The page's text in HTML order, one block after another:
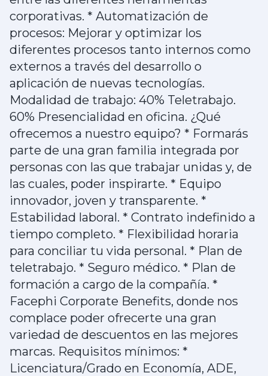
corporativas. * Automatización de
procesos: Mejorar y optimizar los
diferentes procesos tanto internos como
externos a través del desarrollo o
aplicación de nuevas tecnologías.
Modalidad de trabajo: 40% Teletrabajo.
60% Presencialidad en oficina. ¿Qué
ofrecemos a nuestro equipo? * Formarás
parte de una gran familia integrada por
personas con las que trabajar unidas y, de
las cuales, poder inspirarte. * Equipo
innovador, joven y transparente. *
Estabilidad laboral. * Contrato indefinido a
tiempo completo. * Flexibilidad horaria
para conciliar tu vida personal. * Plan de
teletrabajo. * Seguro médico. * Plan de
formación a cargo de la compañía. *
Facephi Corporate Benefits, donde nos
complace poder ofrecerte una gran
variedad de descuentos en las mejores
marcas. Requisitos mínimos: *
Licenciatura/Grado en Economía, ADE,